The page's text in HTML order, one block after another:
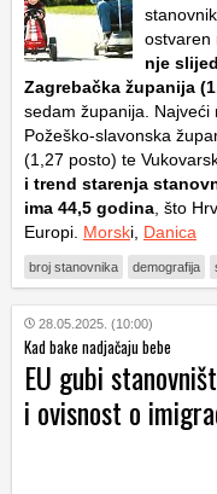
ostvaren
nje
Zagrebačka županija
sedam županija.
Požeško-slavonska
(1,27 posto) te
i trend starenja
ima 44,5 godina, što
Europi. Morski, Danica
broj stanovnika demografija
28.05.2025. (10:00)
Kad bake nadjačaju bebe
EU gubi
i ovisnost o